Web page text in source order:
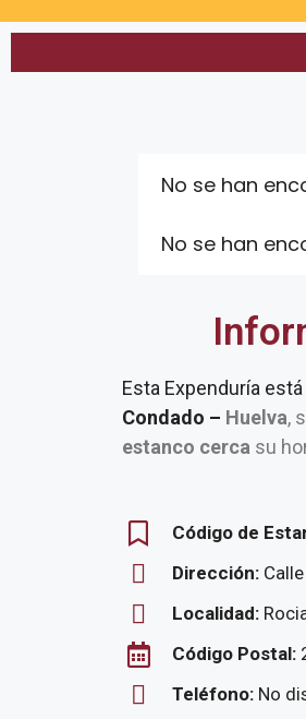
No se han
No se han
Esta Expenduría
Condado – Huelva,
estanco cerca su
Código de
Dirección:
Localidad:
Código Postal:
Teléfono: No